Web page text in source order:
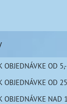
OBJEDNÁVKE OD
OBJEDNÁVKE OD
OBJEDNÁVKE NAD